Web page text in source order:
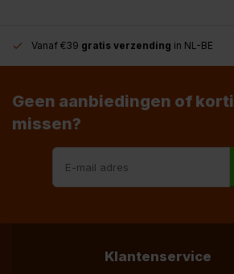
Vanaf €39 gratis verzending in NL-BE
Geen aanbiedingen of
missen?
Klantenservice